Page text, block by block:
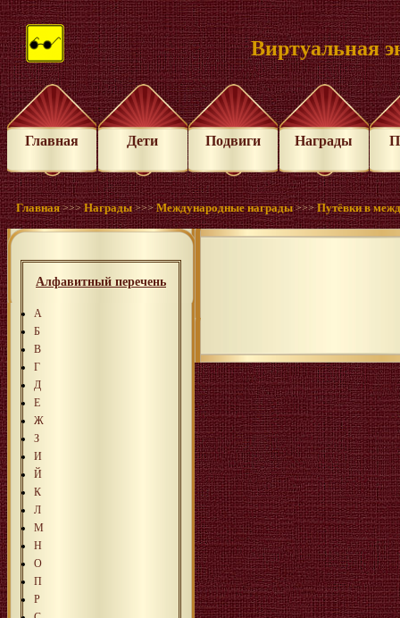
Виртуальная
Главная Дети Подвиги Награды
Главная >>>Награды >>>Международные награды >>>Путёвки в
Алфавитный перечень
А
Б
В
Г
Д
Е
Ж
З
И
Й
К
Л
М
Н
О
П
Р